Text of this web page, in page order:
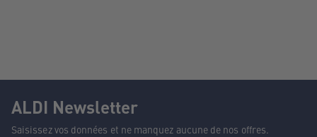
ALDI Newsletter
Saisissez vos données et ne manquez aucune de nos offres.